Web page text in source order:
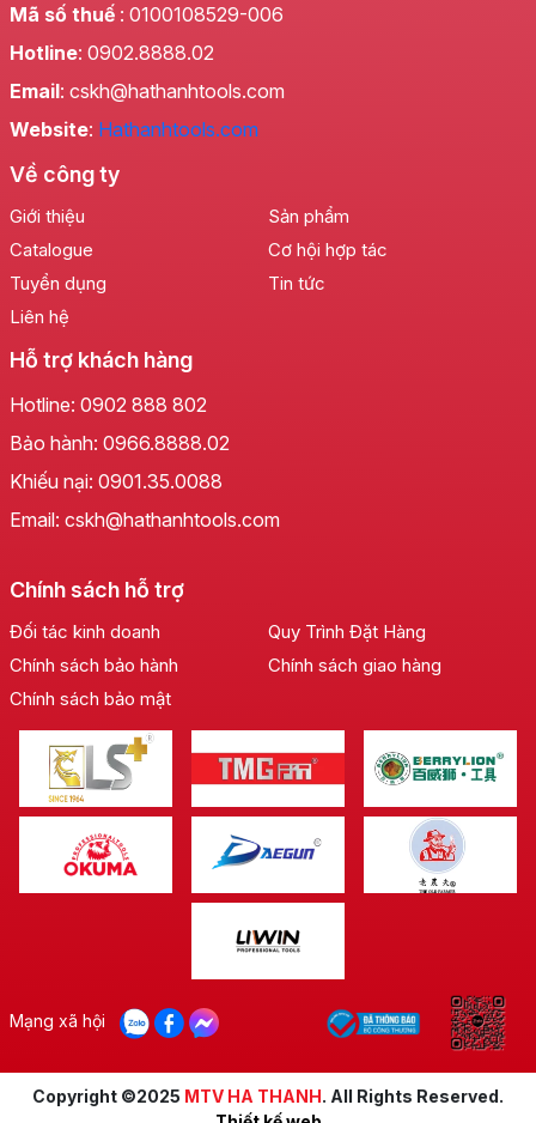
Mã số thuế : 0100108529-006
Hotline: 0902.8888.02
Email: cskh@hathanhtools.com
Website: Hathanhtools.com
Về công ty
Giới thiệu
Sản phẩm
Catalogue
Cơ hội hợp tác
Tuyển dụng
Tin tức
Liên hệ
Hỗ trợ khách hàng
Hotline: 0902 888 802
Bảo hành: 0966.8888.02
Khiếu nại: 0901.35.0088
Email: cskh@hathanhtools.com
Chính sách hỗ trợ
Đối tác kinh doanh
Quy Trình Đặt Hàng
Chính sách bảo hành
Chính sách giao hàng
Chính sách bảo mật
Mạng xã hội
Copyright ©2025 MTV HA THANH. All Rights Reserved.